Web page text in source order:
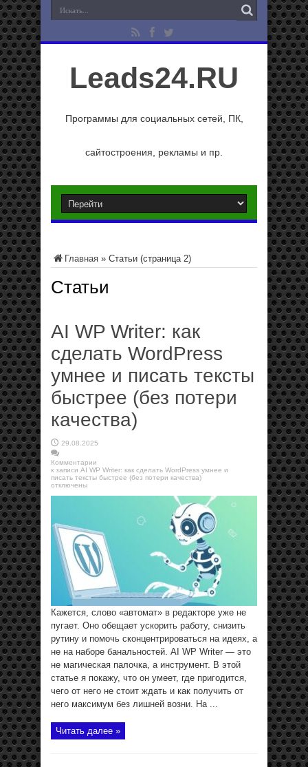
Leads24.RU
Программы для социальных сетей, ПК,
сайтостроения, рекламы и пр.
Главная » Статьи (страница 2)
Статьи
AI WP Writer: как
сделать WordPress
умнее и писать тексты
быстрее (без потери
качества)
29.08.2025
Комментарии
к записи AI WP Writer: как сделать WordPress умнее и
писать тексты быстрее (без потери качества)
отключены
Кажется, слово «автомат» в редакторе уже не
пугает. Оно обещает ускорить работу, снизить
рутину и помочь сконцентрироваться на идеях, а
не на наборе банальностей. AI WP Writer — это
не магическая палочка, а инструмент. В этой
статье я покажу, что он умеет, где пригодится,
чего от него не стоит ждать и как получить от
него максимум без лишней возни. На ...
Читать далее »